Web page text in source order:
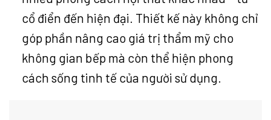
cổ điển đến hiện đại. Thiết kế này không chỉ
góp phần nâng cao giá trị thẩm mỹ cho
không gian bếp mà còn thể hiện phong
cách sống tinh tế của người sử dụng.